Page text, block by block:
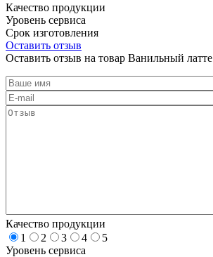
Качество продукции
Уровень сервиса
Срок изготовления
Оставить отзыв
Оставить отзыв на товар Ванильный латте
Качество продукции
1
2 3 4
5
Уровень сервиса